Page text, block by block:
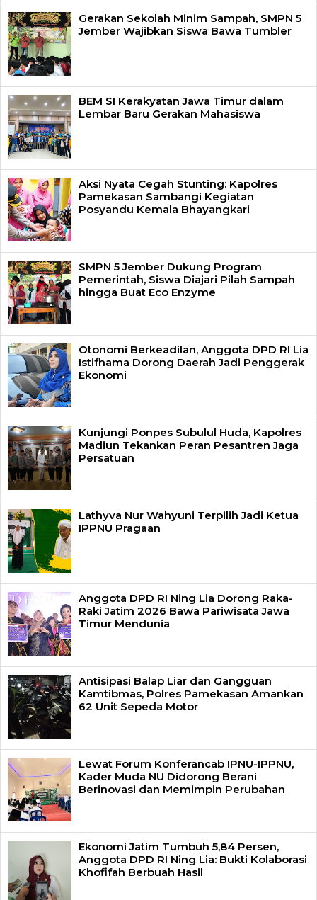
Gerakan Sekolah Minim Sampah, SMPN 5
Jember Wajibkan Siswa Bawa Tumbler
BEM SI Kerakyatan Jawa Timur dalam
Lembar Baru Gerakan Mahasiswa
Aksi Nyata Cegah Stunting: Kapolres
Pamekasan Sambangi Kegiatan
Posyandu Kemala Bhayangkari
SMPN 5 Jember Dukung Program
Pemerintah, Siswa Diajari Pilah Sampah
hingga Buat Eco Enzyme
Otonomi Berkeadilan, Anggota DPD RI Lia
Istifhama Dorong Daerah Jadi Penggerak
Ekonomi
Kunjungi Ponpes Subulul Huda, Kapolres
Madiun Tekankan Peran Pesantren Jaga
Persatuan
Lathyva Nur Wahyuni Terpilih Jadi Ketua
IPPNU Pragaan
Anggota DPD RI Ning Lia Dorong Raka-
Raki Jatim 2026 Bawa Pariwisata Jawa
Timur Mendunia
Antisipasi Balap Liar dan Gangguan
Kamtibmas, Polres Pamekasan Amankan
62 Unit Sepeda Motor
Lewat Forum Konferancab IPNU-IPPNU,
Kader Muda NU Didorong Berani
Berinovasi dan Memimpin Perubahan
Ekonomi Jatim Tumbuh 5,84 Persen,
Anggota DPD RI Ning Lia: Bukti Kolaborasi
Khofifah Berbuah Hasil